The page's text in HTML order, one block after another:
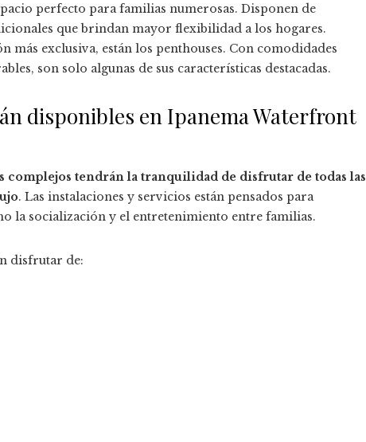
perfecto para familias numerosas. Disponen de
que brindan mayor flexibilidad a los hogares.
más exclusiva, están los penthouses. Con comodidades
son solo algunas de sus características destacadas.
disponibles en Ipanema Waterfront
complejos tendrán la tranquilidad de disfrutar de todas las
. Las instalaciones y servicios están pensados para
la socialización y el entretenimiento entre familias.
disfrutar de: